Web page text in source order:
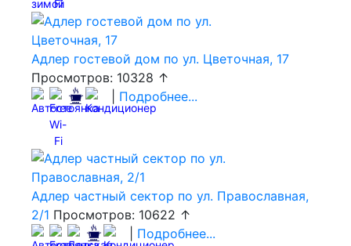
Адлер гостевой дом по ул. Цветочная, 17
Просмотров: 10328 ↑
Подробнее...
Адлер частный сектор по ул. Православная,
2/1 Просмотров: 10622 ↑
Подробнее...